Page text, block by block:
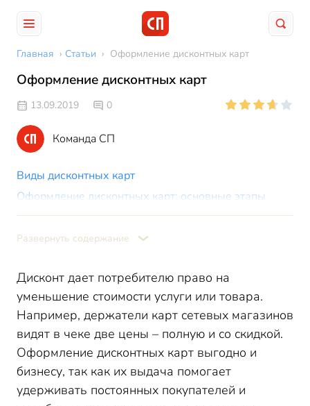
Главная › Статьи › Оформление дисконтных карт
Оформление дисконтных карт
13.09.2019 0
Команда СП
Виды дисконтных карт
Оформление дисконтных карт: основные этапы
Оформление дисконтных карт: налоговые риски
Развернуть содержание
Дисконт дает потребителю право на
уменьшение стоимости услуги или товара.
Например, держатели карт сетевых магазинов
видят в чеке две цены – полную и со скидкой.
Оформление дисконтных карт выгодно и
бизнесу, так как их выдача помогает
удерживать постоянных покупателей и